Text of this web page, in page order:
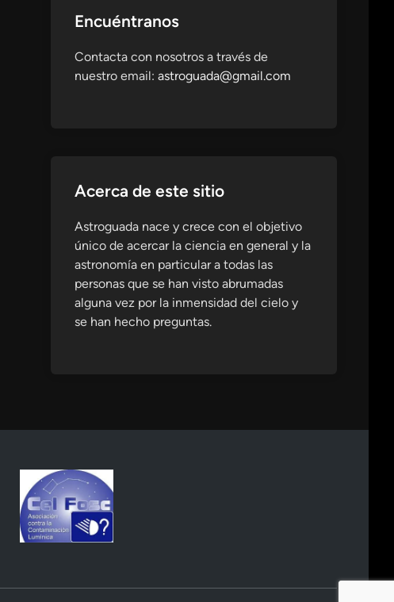
Encuéntranos
Contacta con nosotros a través de
nuestro email: astroguada@gmail.com
Acerca de este sitio
Astroguada nace y crece con el objetivo
único de acercar la ciencia en general y la
astronomía en particular a todas las
personas que se han visto abrumadas
alguna vez por la inmensidad del cielo y
se han hecho preguntas.